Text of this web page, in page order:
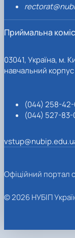
Приймальна
03041, Україна, м.
навчальний
(044) 258-
(044) 527-83-
Офіційний портал
© 2026 НУБІП